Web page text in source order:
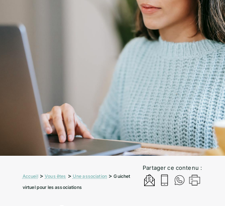
Partager ce contenu :
Accueil>Vous êtes > Une association >Guichet
virtuel pour les associations